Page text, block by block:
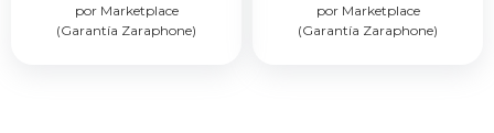
precio
original
por Marketplace
(Garantía Zaraphone)
precio
original
por Marketplace
(Garantía Zaraphone)